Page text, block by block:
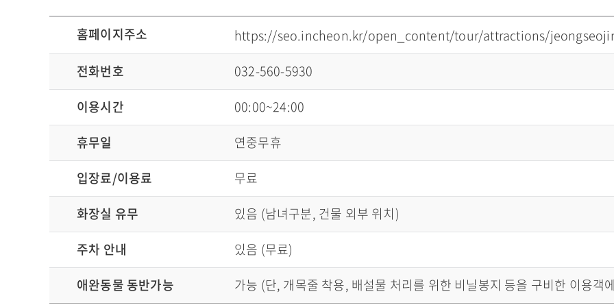
홈페이지주소
https://seo.incheon.kr/open_content/tour/attractions/
전화번호
032-560-5930
이용시간
00:00~24:00
휴무일
연중무휴
입장료/이용료
무료
화장실 유무
있음 (남녀구분, 건물 외부 위치)
주차 안내
있음 (무료)
애완동물 동반가능
가능 (단, 개목줄 착용, 배설물 처리를 위한 비닐봉지 등을 구비한 이용객